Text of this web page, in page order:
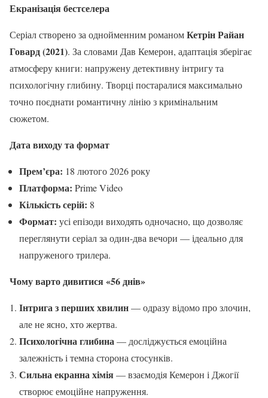
Екранізація бестселера
Серіал створено за однойменним романомКетрін Райан
Говард (2021). За словами Дав Кемерон, адаптація зберігає
атмосферу книги: напружену детективну інтригу та
психологічну глибину. Творці постаралися максимально
точно поєднати романтичну лінію з кримінальним
сюжетом.
Дата виходу та формат
Прем’єра: 18 лютого 2026 року
Платформа: Prime Video
Кількість серій: 8
Формат: усі епізоди виходять одночасно, що дозволяє
переглянути серіал за один-два вечори — ідеально для
напруженого трилера.
Чому варто дивитися «56 днів»
Інтрига з перших хвилин— одразу відомо про злочин,
але не ясно, хто жертва.
Психологічна глибина — досліджується емоційна
залежність і темна сторона стосунків.
Сильна екранна хімія— взаємодія Кемерон і Джогії
створює емоційне напруження.